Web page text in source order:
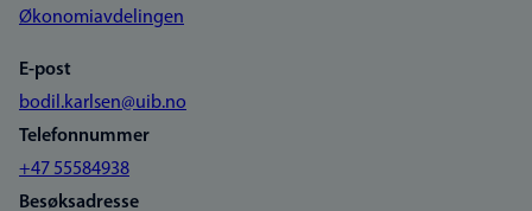
Økonomiavdelingen
E-post
bodil.karlsen@uib.no
Telefonnummer
+47 55584938
Besøksadresse